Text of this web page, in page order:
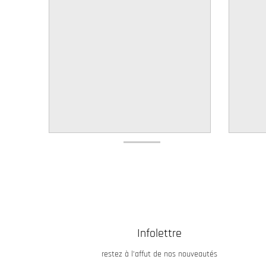
l
Infolettre
restez à l’affut de nos nouveautés